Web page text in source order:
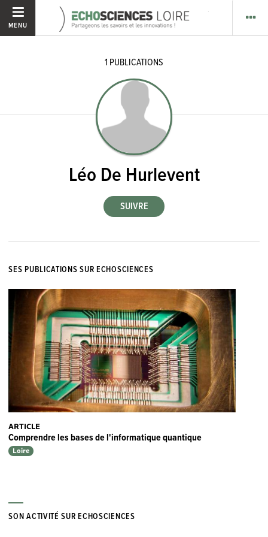
MENU
1 PUBLICATIONS
Léo De Hurlevent
SES PUBLICATIONS SUR ECHOSCIENCES
ARTICLE
Comprendre les bases de l'informatique quantique
Loire
SON ACTIVITÉ SUR ECHOSCIENCES